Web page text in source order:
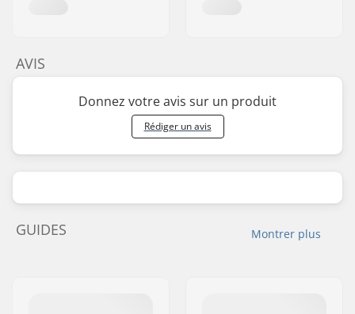
AVIS
Donnez votre avis sur un produit
Rédiger un avis
Montrer plus
GUIDES